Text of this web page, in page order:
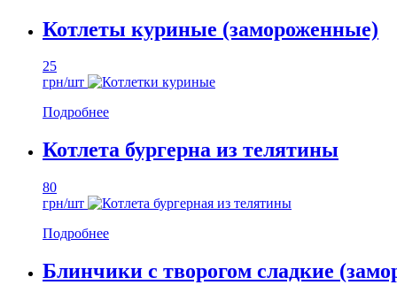
Котлеты куриные (замороженные)
25
грн/шт
Подробнее
Котлета бургерна из телятины
80
грн/шт
Подробнее
Блинчики с творогом сладкие